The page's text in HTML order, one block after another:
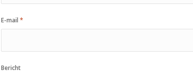
E-mail *
Bericht